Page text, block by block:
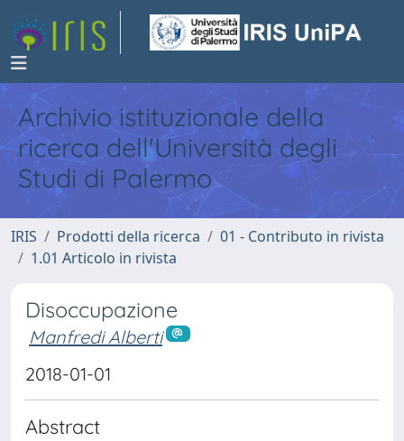
Archivio istituzionale della
ricerca dell'Università degli
Studi di Palermo
IRIS Prodotti della ricerca
01 - Contributo in rivista
1.01 Articolo in rivista
Disoccupazione
Manfredi Alberti
2018-01-01
Abstract